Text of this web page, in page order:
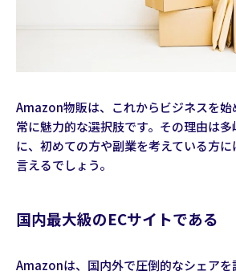
Amazon物販は、これからビジネスを始
常に魅力的な選択肢です。その理由は
に、初めての方や副業を考えている方
言えるでしょう。
国内最大級のECサイトである
Amazonは、国内外で圧倒的なシェアを